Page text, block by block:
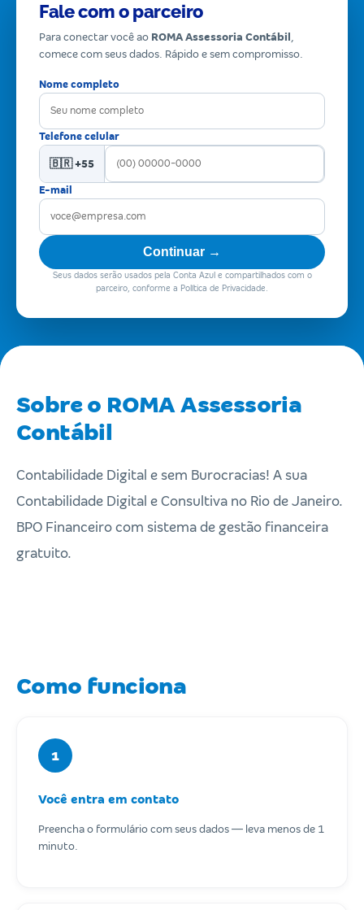
Fale com o parceiro
Para conectar você ao ROMA Assessoria Contábil ,
comece com seus dados. Rápido e sem compromisso.
Nome completo
Telefone celular
🇧🇷 +55
E-mail
Continuar →
Seus dados serão usados pela Conta Azul e compartilhados com o
parceiro, conforme a Política de Privacidade.
Sobre o ROMA Assessoria
Contábil
Contabilidade Digital e sem Burocracias! A sua
Contabilidade Digital e Consultiva no Rio de Janeiro.
BPO Financeiro com sistema de gestão financeira
gratuito.
Como funciona
1
Você entra em contato
Preencha o formulário com seus dados — leva menos de 1
minuto.